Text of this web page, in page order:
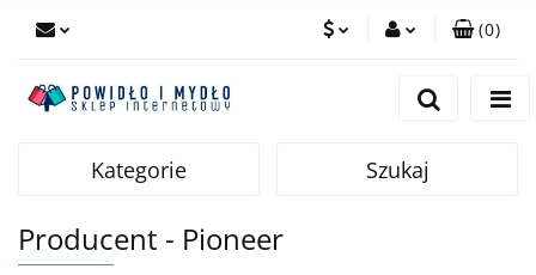
Dodaj zgłoszenie
(0)
Kategorie Szukaj
Producent - Pioneer